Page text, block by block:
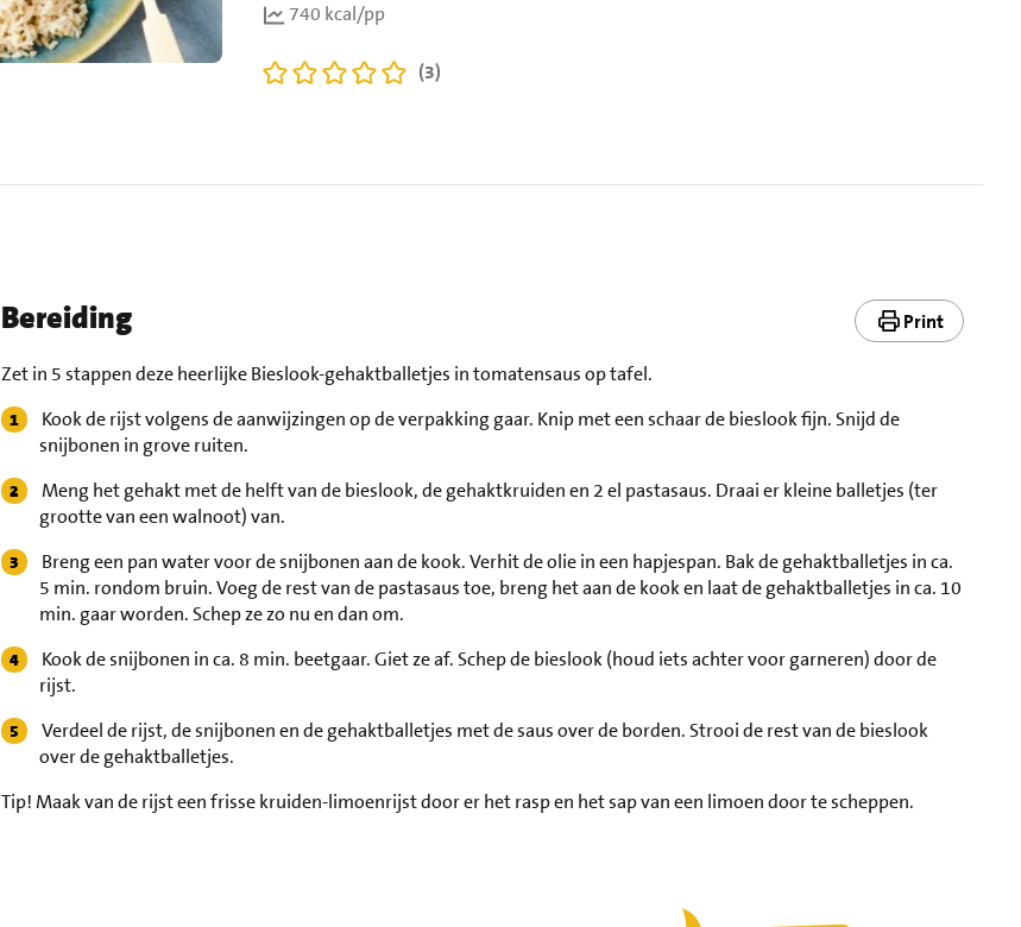
740 kcal/pp
(3)
Bereiding Print
Zet in 5 stappen deze heerlijke Bieslook-gehaktballetjes in tomatensaus op tafel.
Kook de rijst volgens de aanwijzingen op de verpakking gaar. Knip met een schaar de bieslook fijn. Snijd de
snijbonen in grove ruiten.
Meng het gehakt met de helft van de bieslook, de gehaktkruiden en 2 el pastasaus. Draai er kleine balletjes (ter
grootte van een walnoot) van.
Breng een pan water voor de snijbonen aan de kook. Verhit de olie in een hapjespan. Bak de gehaktballetjes in ca.
5 min. rondom bruin. Voeg de rest van de pastasaus toe, breng het aan de kook en laat de gehaktballetjes in ca. 10
min. gaar worden. Schep ze zo nu en dan om.
Kook de snijbonen in ca. 8 min. beetgaar. Giet ze af. Schep de bieslook (houd iets achter voor garneren) door de
rijst.
Verdeel de rijst, de snijbonen en de gehaktballetjes met de saus over de borden. Strooi de rest van de bieslook
over de gehaktballetjes.
Tip! Maak van de rijst een frisse kruiden-limoenrijst door er het rasp en het sap van een limoen door te scheppen.